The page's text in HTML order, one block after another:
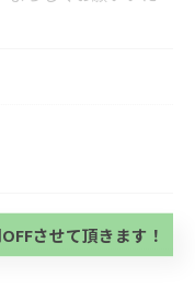
でお閉じ下さ
させて頂きます！
頂いたお客様は
でお閉じ下さ
させて頂きます！